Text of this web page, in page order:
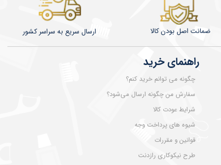
راهنمای خرید
چگونه می توانم خرید کنم؟
سفارش من چگونه ارسال می‌شود؟
شرایط عودت کالا
شیوه های پرداخت وجه
قوانین و مقررات
طرح نیکوکاری رازدنت
​​​​ارسال سریع به سراسر کشور ضمانت اصل بودن کالا